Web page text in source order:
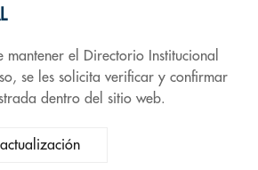
el Directorio Institucional
se les solicita verificar y confirmar
dentro del sitio web.